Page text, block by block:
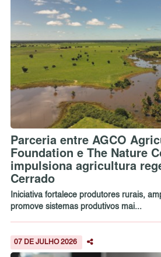
Parceria entre AGCO
Foundation e The Nature
impulsiona agricultura
Cerrado
Iniciativa fortalece produtores rurais,
promove sistemas produtivos mai...
07 DE JULHO 2026